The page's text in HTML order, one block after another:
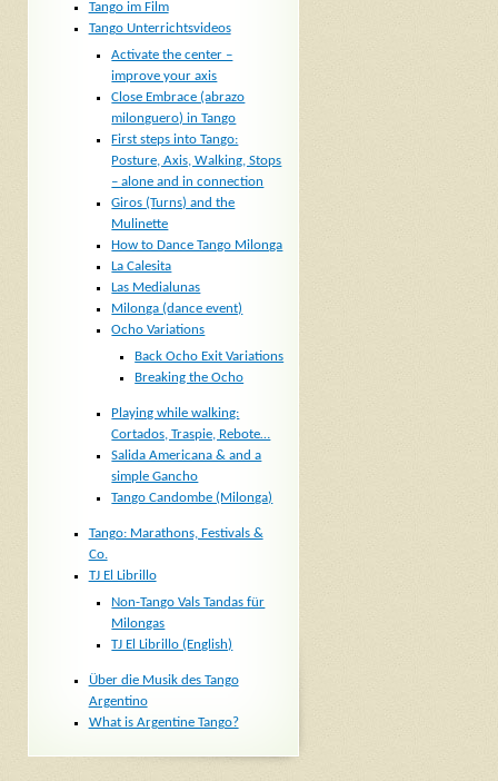
Tango im Film
Tango Unterrichtsvideos
Activate the center –
improve your axis
Close Embrace (abrazo
milonguero) in Tango
First steps into Tango:
Posture, Axis, Walking, Stops
– alone and in connection
Giros (Turns) and the
Mulinette
How to Dance Tango Milonga
La Calesita
Las Medialunas
Milonga (dance event)
Ocho Variations
Back Ocho Exit Variations
Breaking the Ocho
Playing while walking:
Cortados, Traspie, Rebote…
Salida Americana & and a
simple Gancho
Tango Candombe (Milonga)
Tango: Marathons, Festivals &
Co.
TJ El Librillo
Non-Tango Vals Tandas für
Milongas
TJ El Librillo (English)
Über die Musik des Tango
Argentino
What is Argentine Tango?